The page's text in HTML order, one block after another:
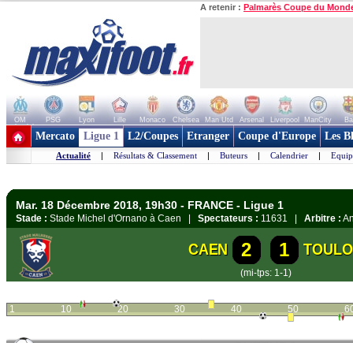
A retenir : Palmarès Coupe du
OM PSG Lyon Lille Monaco Chelsea Man Utd Arsenal Liverpool ManCity
+ de clubs
Mercato Ligue 1 L2/Coupes Etranger Coupe d'Europe Les
Actualité | Résultats & Classement | Buteurs | Calendrier |
Mar. 18 Décembre 2018, 19h30 - FRANCE - Ligue 1
Stade : Stade Michel d'Ornano à Caen | Spectateurs : 11631 | Arbitre :
CAEN 2 1
(mi-tps: 1-1)
1 10 20 30 40 50